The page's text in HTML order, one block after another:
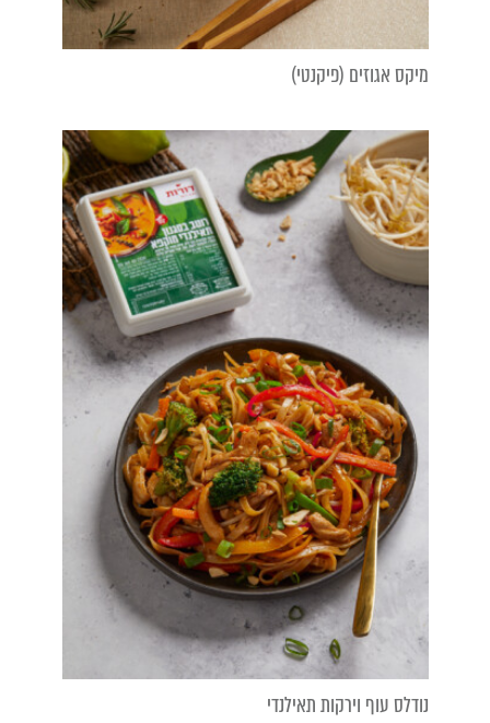
מיקס אגוזים (פיקנטי)
נודלס עוף וירקות תאילנדי